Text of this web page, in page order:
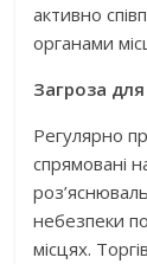
активно
органами
Загроза
Регулярно
спрямовані
небезпеки
місцях.